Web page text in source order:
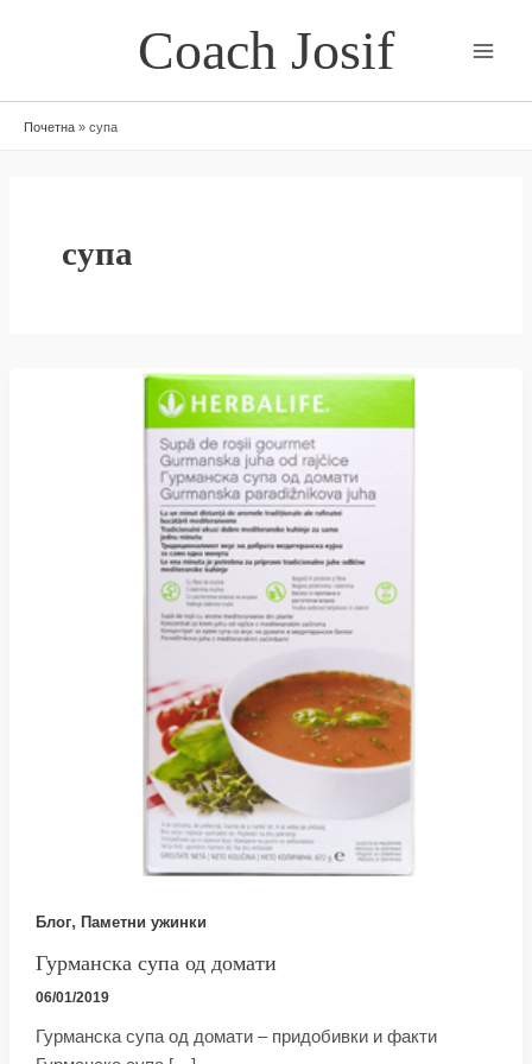
Coach Josif
Почетна » супа
супа
Блог, Паметни ужинки
Гурманска супа од домати
06/01/2019
Гурманска супа од домати – придобивки и факти